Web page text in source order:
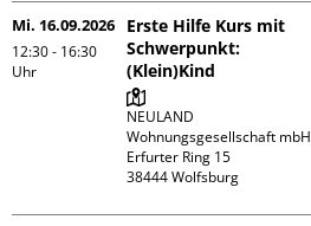
Mi. 16.09.2026
12:30 - 16:30
Uhr
Erste Hilfe Kurs mit
Schwerpunkt:
(Klein)Kind
NEULAND
Wohnungsgesellschaft mbH
Erfurter Ring 15